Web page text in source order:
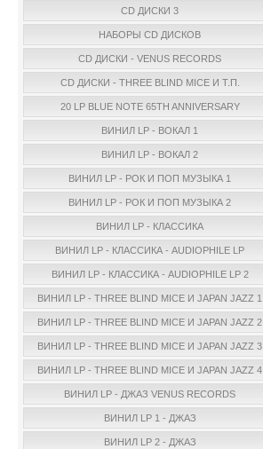
CD ДИСКИ 3
НАБОРЫ CD ДИСКОВ
CD ДИСКИ - VENUS RECORDS
CD ДИСКИ - THREE BLIND MICE И Т.П.
20 LP BLUE NOTE 65TH ANNIVERSARY
ВИНИЛ LP - ВОКАЛ 1
ВИНИЛ LP - ВОКАЛ 2
ВИНИЛ LP - РОК И ПОП МУЗЫКА 1
ВИНИЛ LP - РОК И ПОП МУЗЫКА 2
ВИНИЛ LP - КЛАССИКА
ВИНИЛ LP - КЛАССИКА - AUDIOPHILE LP
ВИНИЛ LP - КЛАССИКА - AUDIOPHILE LP 2
ВИНИЛ LP - THREE BLIND MICE И JAPAN JAZZ 1
ВИНИЛ LP - THREE BLIND MICE И JAPAN JAZZ 2
ВИНИЛ LP - THREE BLIND MICE И JAPAN JAZZ 3
ВИНИЛ LP - THREE BLIND MICE И JAPAN JAZZ 4
ВИНИЛ LP - ДЖАЗ VENUS RECORDS
ВИНИЛ LP 1 - ДЖАЗ
ВИНИЛ LP 2 - ДЖАЗ